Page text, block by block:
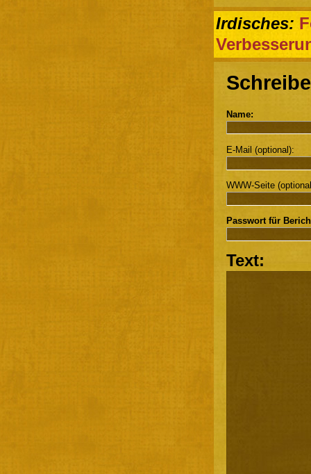
Irdisches:
Name:
E-Mail (optional):
WWW-Seite
Passwort für
Text: